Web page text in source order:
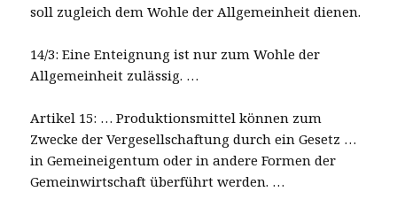
soll zugleich dem Wohle der Allgemeinheit dienen.
14/3: Eine Enteignung ist nur zum Wohle der
Allgemeinheit zulässig. …
Artikel 15: … Produktionsmittel können zum
Zwecke der Vergesellschaftung durch ein Gesetz …
in Gemeineigentum oder in andere Formen der
Gemeinwirtschaft überführt werden. …